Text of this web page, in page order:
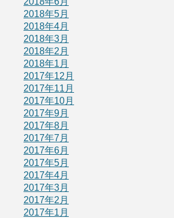
2018年5月
2018年4月
2018年3月
2018年2月
2018年1月
2017年12月
2017年11月
2017年10月
2017年9月
2017年8月
2017年7月
2017年6月
2017年5月
2017年4月
2017年3月
2017年2月
2017年1月